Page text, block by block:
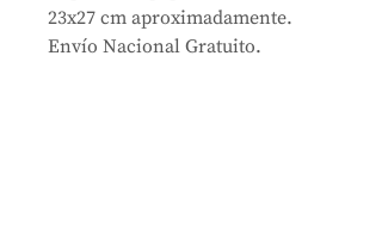
23x27 cm aproximadamente.
Envío Nacional Gratuito.